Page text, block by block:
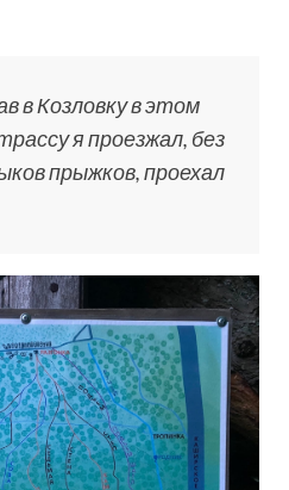
в Козловку в этом
я проезжал, без
прыжков, проехал